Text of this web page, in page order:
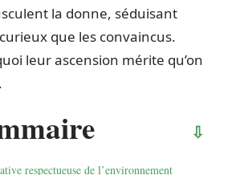
la donne, séduisant
que les convaincus.
leur ascension mérite qu’on
respectueuse de l’environnement